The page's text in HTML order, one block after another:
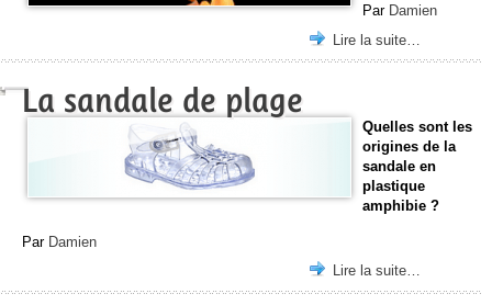
Par Damien
Lire la suite…
La sandale de plage
Quelles sont les
origines de la
sandale en
plastique
amphibie ?
Par Damien
Lire la suite…